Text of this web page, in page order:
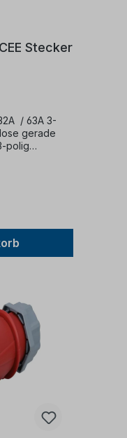
Stecker
/ 63A 3-
gerade
polig